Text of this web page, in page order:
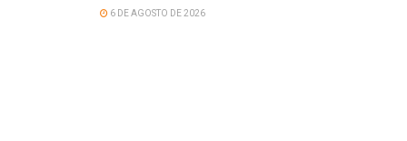
6 DE AGOSTO DE 2026